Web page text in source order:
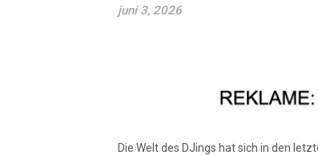
juni 3, 2026
Die Welt des DJings hat sich in den